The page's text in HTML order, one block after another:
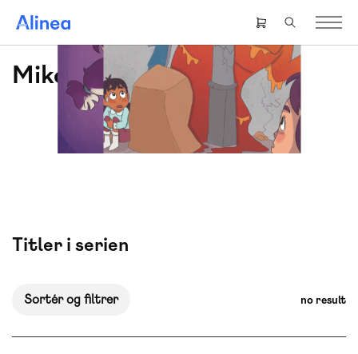
hovedindhold
Header
right
menu
Mika
Titler i serien
Sortér og filtrer no result